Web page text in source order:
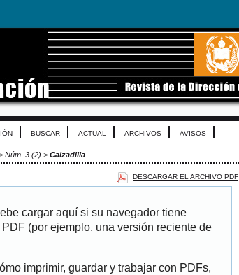
BUSCAR ACTUAL ARCHIVOS AVISOS
Núm. 3 (2) > Calzadilla
DESCARGAR EL ARCHIVO PDF
cargar aquí si su navegador tiene
(por ejemplo, una versión reciente de
imprimir, guardar y trabajar con PDFs,